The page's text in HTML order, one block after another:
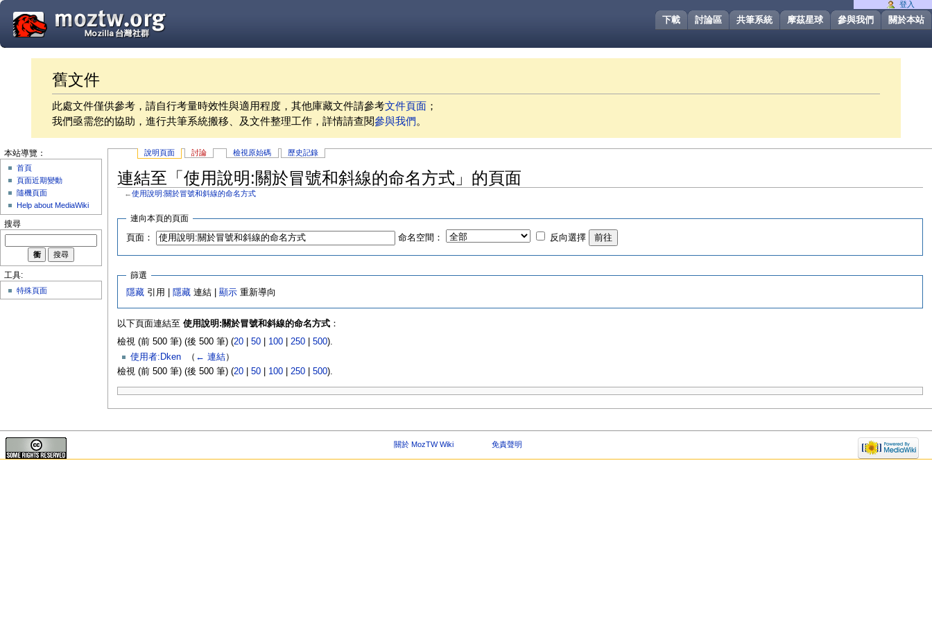
關於本站
參與我們
摩茲星球
共筆系統
討論區
下載
舊文件
此處文件僅供參考，請自行考量時效性與適用程度，其他庫藏文件請參考文件頁面 ；
我們亟需您的協助，進行共筆系統搬移、及文件整理工作，詳情請查閱參與我們。
說明頁面 討論 檢視原始碼 歷史記錄
連結至「使用說明:關於冒號和斜線的命名方式」的頁面
←使用說明:關於冒號和斜線的命名方式
連向本頁的頁面
頁面： 命名空間： 反向選擇
篩選
隱藏 引用 | 隱藏 連結 |顯示 重新導向
以下頁面連結至 使用說明:關於冒號和斜線的命名方式：
檢視 (前 500 筆) (後 500 筆) (20| 50| 100| 250| 500).
使用者:Dken‎ （ ← 連結）
檢視 (前 500 筆) (後 500 筆) (20| 50| 100| 250| 500).
登入
本站導覽：
首頁
頁面近期變動
隨機頁面
Help about MediaWiki
搜尋
工具:
特殊頁面
關於 MozTW Wiki 免責聲明